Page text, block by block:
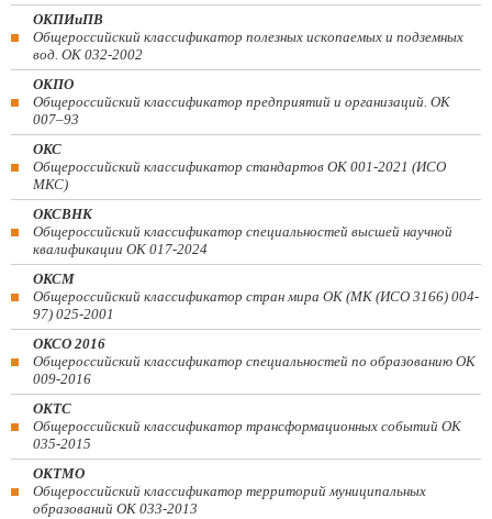
ОКПИиПВ
Общероссийский классификатор полезных ископаемых и подземных
вод. ОК 032-2002
ОКПО
Общероссийский классификатор предприятий и организаций. ОК
007–93
ОКС
Общероссийский классификатор стандартов ОК 001-2021 (ИСО
МКС)
ОКСВНК
Общероссийский классификатор специальностей высшей научной
квалификации ОК 017-2024
ОКСМ
Общероссийский классификатор стран мира ОК (МК (ИСО 3166) 004-
97) 025-2001
ОКСО 2016
Общероссийский классификатор специальностей по образованию ОК
009-2016
ОКТС
Общероссийский классификатор трансформационных событий ОК
035-2015
ОКТМО
Общероссийский классификатор территорий муниципальных
образований ОК 033-2013